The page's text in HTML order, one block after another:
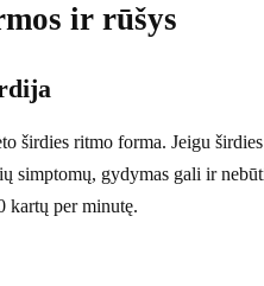
ir rūšys
širdies ritmo forma. Jeigu
simptomų, gydymas gali ir
kartų per minutę.